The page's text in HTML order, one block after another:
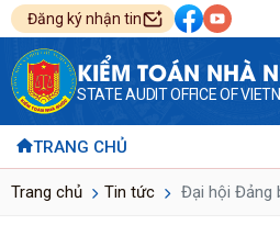
Đăng ký nhận tin
KIỂM TOÁN NHÀ
STATE AUDIT OFFICE OF
TRANG CHỦ
Trang chủ Tin tức Đại hội Đảng